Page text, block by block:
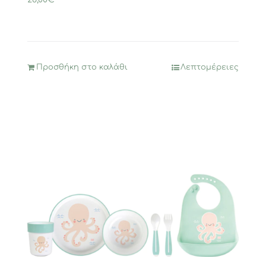
Προσθήκη στο καλάθι Λεπτομέρειες